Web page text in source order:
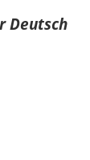
Deutsch